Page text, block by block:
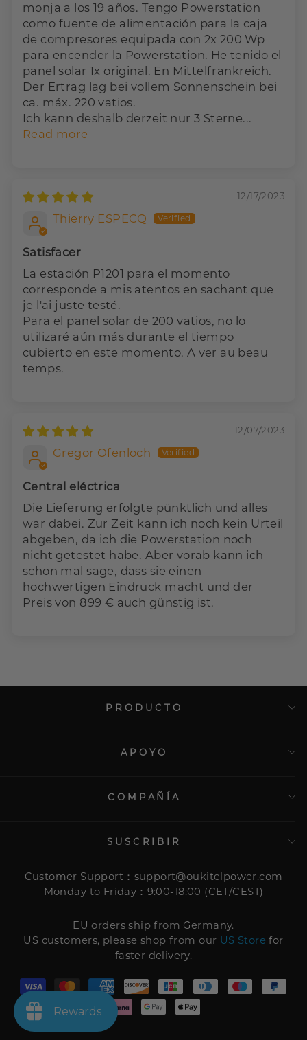
monja a los 19 años. Tengo Powerstation
como fuente de alimentación para la caja
de compresores equipada con 2x 200 Wp
para encender la Powerstation. He tenido el
panel solar 1x original. En Mittelfrankreich.
Der Ertrag lag bei vollem Sonnenschein bei
ca. máx. 220 vatios.
Ich kann deshalb derzeit nur 3 Sterne...
Read more
12/17/2023
Thierry ESPECQ
Satisfacer
La estación P1201 para el momento
corresponde a mis atentos en sachant que
je l'ai juste testé.
Para el panel solar de 200 vatios, no lo
utilizaré aún más durante el tiempo
cubierto en este momento. A ver au beau
temps.
12/07/2023
Gregor Ofenloch
Central eléctrica
Die Lieferung erfolgte pünktlich und alles
war dabei. Zur Zeit kann ich noch kein Urteil
abgeben, da ich die Powerstation noch
nicht getestet habe. Aber vorab kann ich
schon mal sage, dass sie einen
hochwertigen Eindruck macht und der
Preis von 899 € auch günstig ist.
PRODUCTO
APOYO
COMPAÑÍA
SUSCRIBIR
Customer Support：support@oukitelpower.com
Monday to Friday：9:00-18:00 (CET/CEST)
EU orders ship from Germany.
US customers, please shop from our US Store for
faster delivery.
Rewards